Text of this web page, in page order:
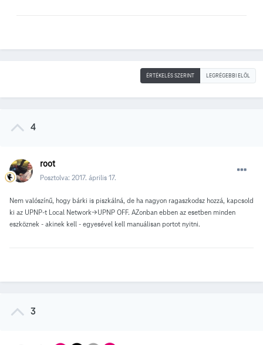
ÉRTÉKELÉS SZERINT LEGRÉGEBBI ELÖL
4
root
Posztolva: 2017. április 17.
Nem valószínű, hogy bárki is piszkálná, de ha nagyon ragaszkodsz hozzá, kapcsold
ki az UPNP-t Local Network->UPNP OFF. AZonban ebben az esetben minden
eszköznek - akinek kell - egyesével kell manuálisan portot nyitni.
3